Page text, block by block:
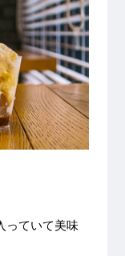
っていて美味